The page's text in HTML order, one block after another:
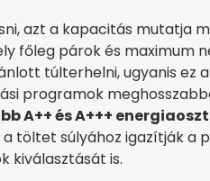
azt a kapacitás mutatja
főleg párok és maximum
túlterhelni, ugyanis ez
programok
A++ és A+++
töltet súlyához igazítják a
kiválasztását is.